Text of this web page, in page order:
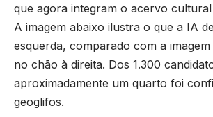
que agora integram o acervo cultural
A imagem abaixo ilustra o que a IA
esquerda, comparado com a
no chão à direita. Dos 1.300
aproximadamente um quarto foi
geoglifos.